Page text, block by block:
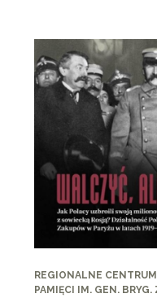
REGIONALNE
PAMIĘCI IM. GEN.